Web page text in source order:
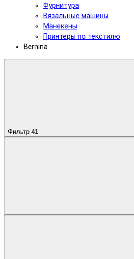
Фурнитура
Вязальные машины
Манекены
Принтеры по текстилю
Bernina
Фильтр 41